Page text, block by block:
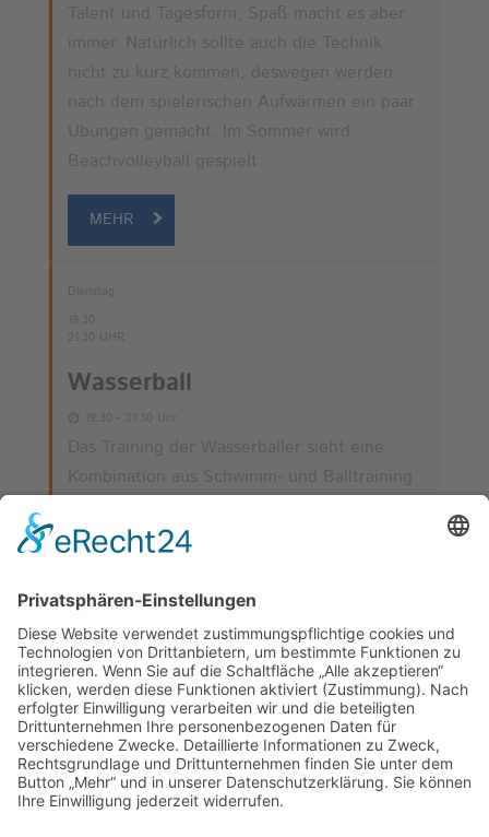
Talent und Tagesform, Spaß macht es aber
immer. Natürlich sollte auch die Technik
nicht zu kurz kommen, deswegen werden
nach dem spielerischen Aufwärmen ein paar
Übungen gemacht. Im Sommer wird
Beachvolleyball gespielt.
MEHR
Dienstag
21:30 UHR
Wasserball
19:30 - 21:30 Uhr
Das Training der Wasserballer sieht eine
Kombination aus Schwimm- und Balltraining
Aktiven im Winter im Hallenbad Weinheim
Waldschwimmbad. Ziel des Trainings ist die
Teilnahme am Ligabetrieb und weiteren
Pokalspielen.
MEHR
8 9 10 11 12 13 14 15 16